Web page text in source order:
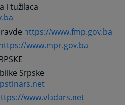
i tužilaca
https://www.fmp.gov.ba
https://www.mpr.gov.ba
Srpske
www.vladars.net